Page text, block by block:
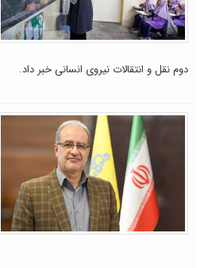
دوم نقل و انتقالات نیروی انسانی خبر داد.